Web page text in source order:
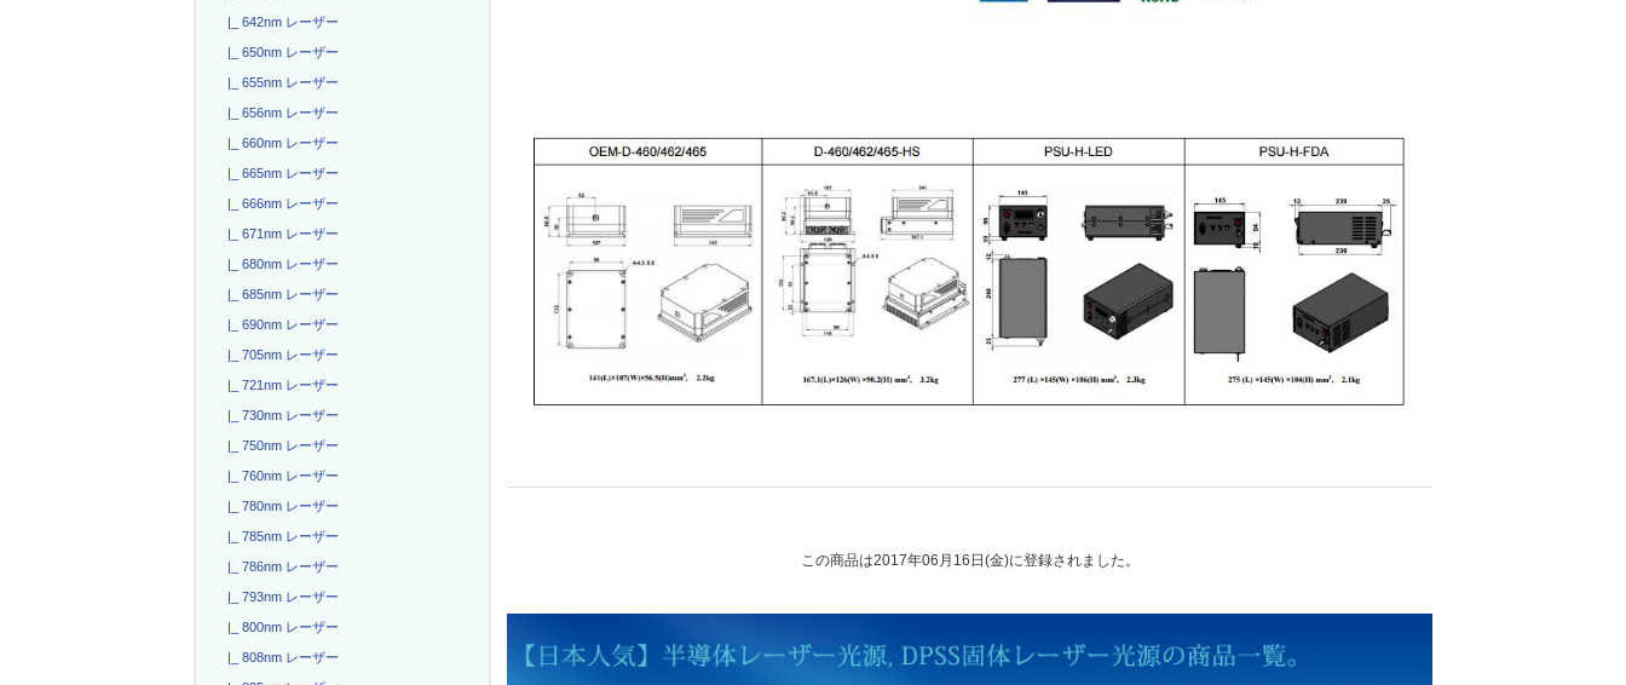
|_ 642nm レーザー
|_ 650nm レーザー
|_ 655nm レーザー
|_ 656nm レーザー
|_ 660nm レーザー
|_ 665nm レーザー
|_ 666nm レーザー
|_ 671nm レーザー
|_ 680nm レーザー
|_ 685nm レーザー
|_ 690nm レーザー
|_ 705nm レーザー
|_ 721nm レーザー
|_ 730nm レーザー
|_ 750nm レーザー
|_ 760nm レーザー
|_ 780nm レーザー
|_ 785nm レーザー
|_ 786nm レーザー
|_ 793nm レーザー
|_ 800nm レーザー
|_ 808nm レーザー
この商品は2017年06月16日(金)に登録されました。